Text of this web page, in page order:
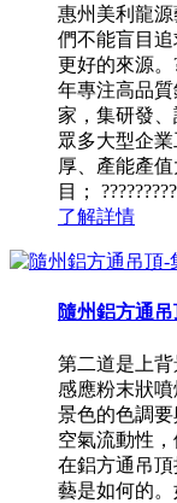
惠州美利龍
們不能盲目
更好的來源
年專注高品
家，集研發
眾多大型企
厚、產能產
目；
了解詳情
隨州鋁方通
第二道是上
感應粉末狀
景色的色調
空氣流動性
在鋁方通吊
藝是如何的